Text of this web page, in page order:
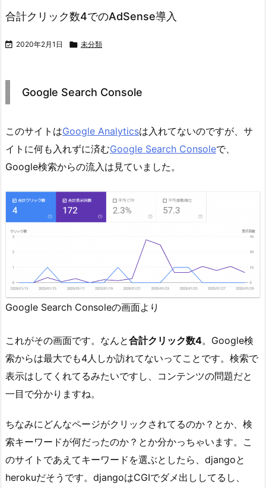
合計クリック数4でのAdSense導入
 2020年2月1日  未分類
Google Search Console
このサイトはGoogle Analyticsは入れてないのですが、サ
イトに何も入れずに済むGoogle Search Consoleで、
Google検索からの流入は見ていました。
Google Search Consoleの画面より
これがその画面です。なんと合計クリック数4。Google検
索からは最大でも4人しか訪れてないってことです。検索で
表示はしてくれてるみたいですし、コンテンツの問題だと
一目で分かりますね。
ちなみにどんなページがクリックされてるのか？とか、検
索キーワードが何だったのか？とか分かっちゃいます。こ
のサイトであえてキーワードを選ぶとしたら、djangoと
herokuだそうです。djangoはCGIでダメ出ししてるし、